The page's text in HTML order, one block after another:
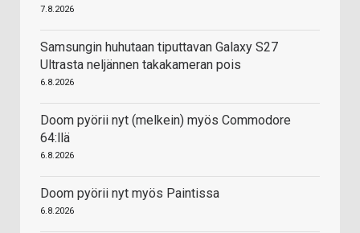
7.8.2026
Samsungin huhutaan tiputtavan Galaxy S27
Ultrasta neljännen takakameran pois
6.8.2026
Doom pyörii nyt (melkein) myös Commodore
64:llä
6.8.2026
Doom pyörii nyt myös Paintissa
6.8.2026